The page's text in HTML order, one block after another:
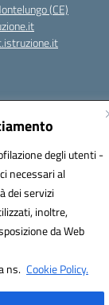
degli utenti -
necessari al
dei servizi
inoltre,
da Web
ns. Cookie Policy.
(CE)
S.r.l.